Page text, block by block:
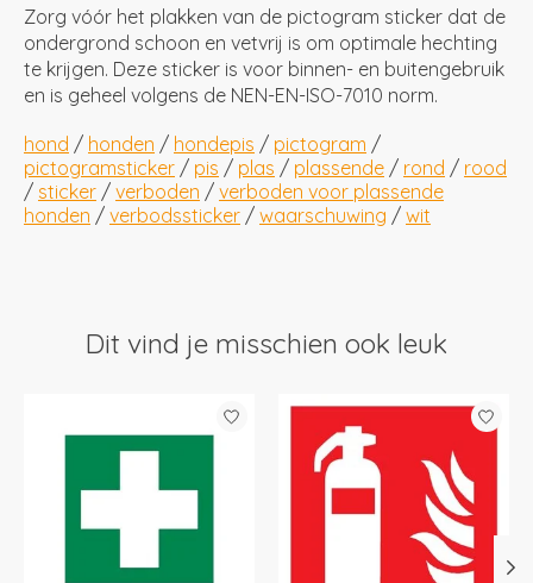
Zorg vóór het plakken van de pictogram sticker dat de
ondergrond schoon en vetvrij is om optimale hechting
te krijgen. Deze sticker is voor binnen- en buitengebruik
en is geheel volgens de NEN-EN-ISO-7010 norm.
hond / honden / hondepis / pictogram /
pictogramsticker / pis / plas / plassende / rond / rood
/ sticker / verboden / verboden voor plassende
honden / verbodssticker / waarschuwing / wit
Dit vind je misschien ook leuk
Items van productcarrousel